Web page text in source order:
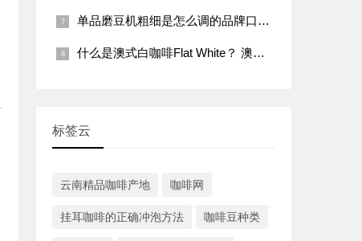
单品磨豆机粗细是怎么调的品牌口感风味描述处理法介绍
什么是澳式白咖啡Flat White？ 澳白、拿铁与卡布奇诺牛奶咖啡比例有什么区别
标签云
云南精品咖啡产地 咖啡网
挂耳咖啡的正确冲泡方法 咖啡豆种类